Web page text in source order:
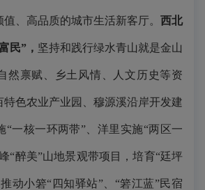
、高品质的城市生活新客厅。 西北
民”， 坚持和践行绿水青山就是金山
然禀赋、乡土风情、人文历史等资
特色农业产业园、穆源溪沿岸开发建
“一核一环两带”、洋里实施“两区一
“醉美”山地景观带项目，培育“廷坪
动小箬“四知驿站”、“箬江蓝”民宿